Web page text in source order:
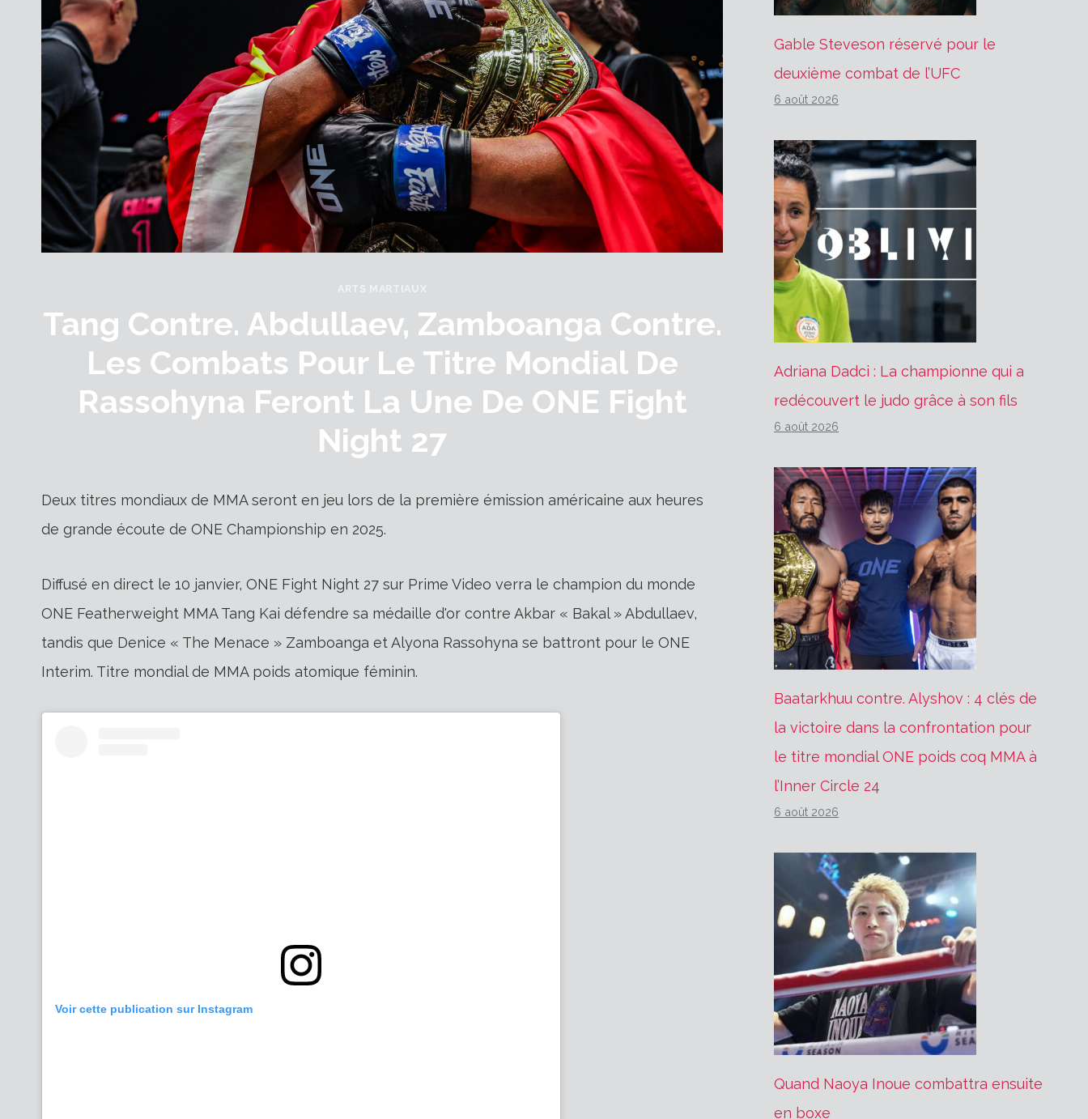
ARTS MARTIAUX
Tang Contre. Abdullaev, Zamboanga Contre.
Les Combats Pour Le Titre Mondial De
Rassohyna Feront La Une De ONE Fight
Night 27
Deux titres mondiaux de MMA seront en jeu lors de la première émission américaine aux heures
de grande écoute de ONE Championship en 2025.
Diffusé en direct le 10 janvier, ONE Fight Night 27 sur Prime Video verra le champion du monde
ONE Featherweight MMA Tang Kai défendre sa médaille d'or contre Akbar « Bakal » Abdullaev,
tandis que Denice « The Menace » Zamboanga et Alyona Rassohyna se battront pour le ONE
Interim. Titre mondial de MMA poids atomique féminin.
Voir cette publication sur Instagram
Gable Steveson réservé pour le
deuxième combat de l’UFC
6 août 2026
Adriana Dadci : La championne qui a
redécouvert le judo grâce à son fils
6 août 2026
Baatarkhuu contre. Alyshov : 4 clés de
la victoire dans la confrontation pour
le titre mondial ONE poids coq MMA à
l’Inner Circle 24
6 août 2026
Quand Naoya Inoue combattra ensuite
en boxe